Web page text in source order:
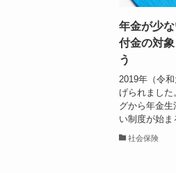
年金が少
付金の対
う
2019年（令
げられました
グから年金
い制度が始
社会保険